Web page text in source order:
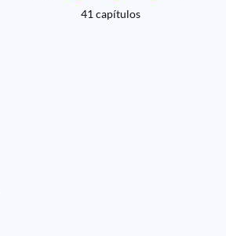
41 capítulos